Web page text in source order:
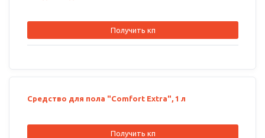
Получить кп
Средство для пола "Comfort Extra", 1 л
Получить кп